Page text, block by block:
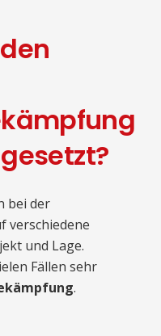
bei der
verschiedene
und Lage.
Fällen sehr
.